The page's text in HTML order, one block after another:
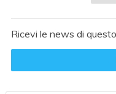
Ricevi le news di